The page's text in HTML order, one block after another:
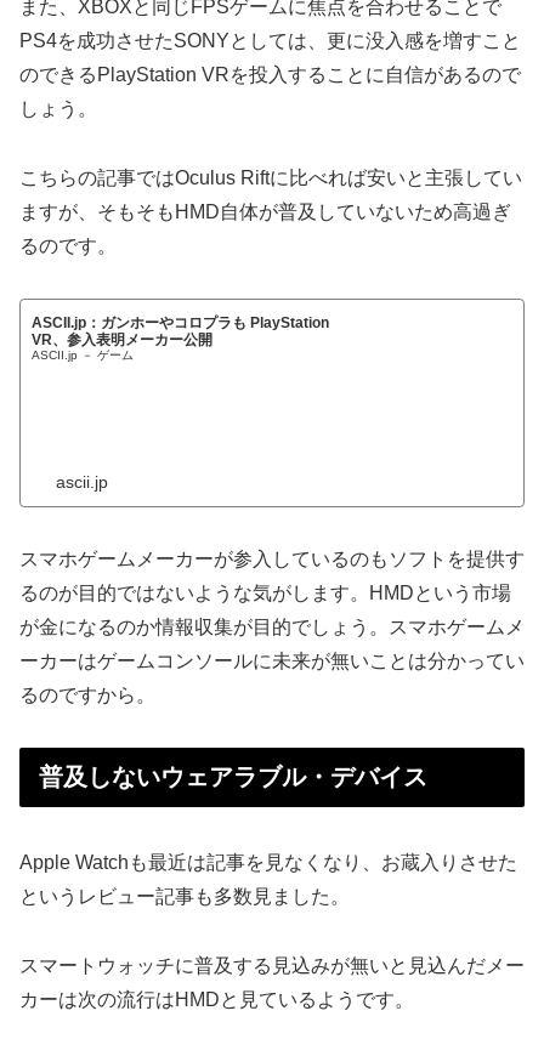
また、XBOXと同じFPSゲームに焦点を合わせることで
PS4を成功させたSONYとしては、更に没入感を増すこと
のできるPlayStation VRを投入することに自信があるので
しょう。
こちらの記事ではOculus Riftに比べれば安いと主張してい
ますが、そもそもHMD自体が普及していないため高過ぎ
るのです。
ASCII.jp：ガンホーやコロプラも PlayStation
VR、参入表明メーカー公開
ASCII.jp － ゲーム
ascii.jp
スマホゲームメーカーが参入しているのもソフトを提供す
るのが目的ではないような気がします。HMDという市場
が金になるのか情報収集が目的でしょう。スマホゲームメ
ーカーはゲームコンソールに未来が無いことは分かってい
るのですから。
普及しないウェアラブル・デバイス
Apple Watchも最近は記事を見なくなり、お蔵入りさせた
というレビュー記事も多数見ました。
スマートウォッチに普及する見込みが無いと見込んだメー
カーは次の流行はHMDと見ているようです。